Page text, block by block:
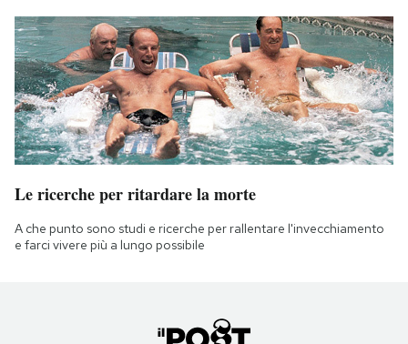
Le ricerche per ritardare la morte
A che punto sono studi e ricerche per rallentare l'invecchiamento
e farci vivere più a lungo possibile